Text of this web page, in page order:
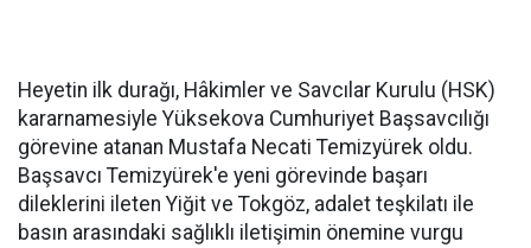
Heyetin ilk durağı, Hâkimler ve Savcılar Kurulu (HSK)
kararnamesiyle Yüksekova Cumhuriyet Başsavcılığı
görevine atanan Mustafa Necati Temizyürek oldu.
Başsavcı Temizyürek'e yeni görevinde başarı
dileklerini ileten Yiğit ve Tokgöz, adalet teşkilatı ile
basın arasındaki sağlıklı iletişimin önemine vurgu